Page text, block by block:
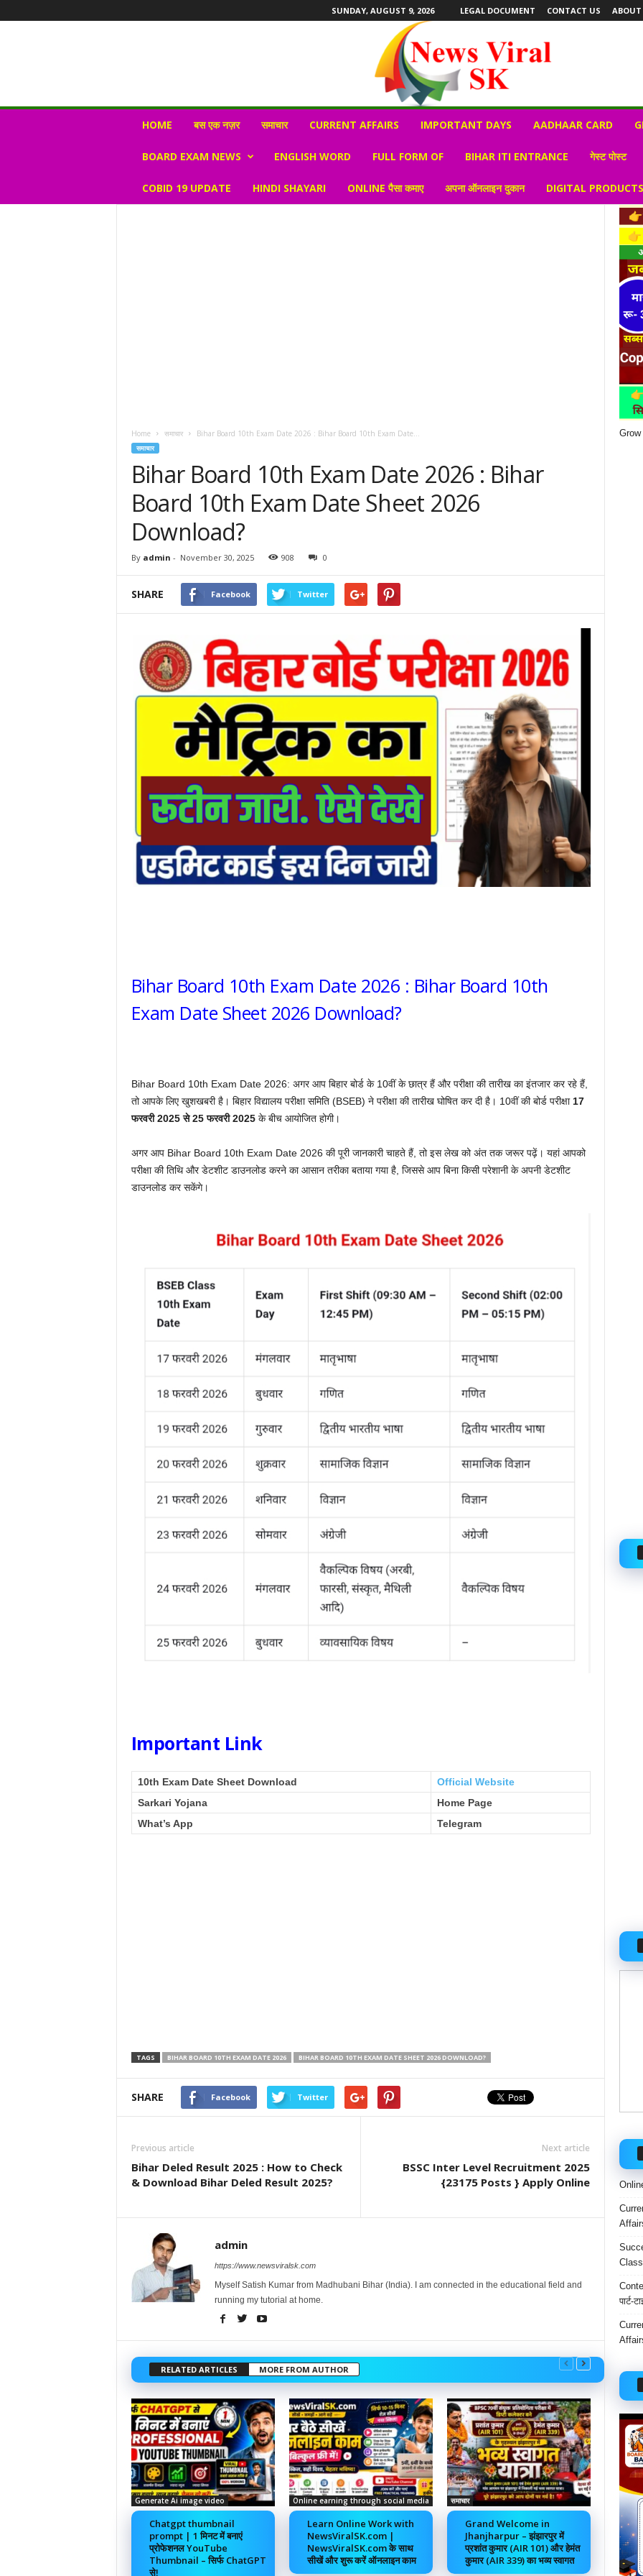
SUNDAY, AUGUST 9, 2026 LEGAL DOCUMENT CONTACT US ABOUT
r
HOME बस एक नज़र समाचार CURRENT AFFAIRS IMPORTANT DAYS AADHAAR CARD
BOARD EXAM NEWS ENGLISH WORD FULL FORM OF BIHAR ITI ENTRANCE गेस्ट पोस्ट
COBID 19 UPDATE HINDI SHAYARI ONLINE पैसा कमाए अपना ऑनलाइन दुकान DIGITAL
Home समाचार Bihar Board 10th Exam Date 2026 : Bihar Board 10th Exam Date...
समाचार
Bihar Board 10th Exam Date 2026 : Bihar
Board 10th Exam Date Sheet 2026
Download?
By admin - November 30, 2025 908 0
SHARE Facebook Twitter
Bihar Board 10th Exam Date 2026 : Bihar Board 10th
Exam Date Sheet 2026 Download?
Bihar Board 10th Exam Date 2026: अगर आप बिहार बोर्ड के 10वीं के छात्र हैं और परीक्षा की तारीख का इंतजार कर रहे हैं,
तो आपके लिए खुशखबरी है। बिहार विद्यालय परीक्षा समिति (BSEB) ने परीक्षा की तारीख घोषित कर दी है। 10वीं की बोर्ड परीक्षा 17
फरवरी 2025 से 25 फरवरी 2025के बीच आयोजित होगी।
अगर आप Bihar Board 10th Exam Date 2026 की पूरी जानकारी चाहते हैं, तो इस लेख को अंत तक जरूर पढ़ें। यहां आपको
परीक्षा की तिथि और डेटशीट डाउनलोड करने का आसान तरीका बताया गया है, जिससे आप बिना किसी परेशानी के अपनी डेटशीट
डाउनलोड कर सकेंगे।
Important Link
10th Exam Date Sheet Download
Official Website
Sarkari Yojana
Home Page
What’s App
Telegram
TAGS BIHAR BOARD 10TH EXAM DATE 2026 BIHAR BOARD 10TH EXAM DATE SHEET 2026 DOWNLOAD?
SHARE Facebook Twitter
Previous article
Bihar Deled Result 2025 : How to Check
& Download Bihar Deled Result 2025?
Next article
BSSC Inter Level Recruitment 2025
{23175 Posts } Apply Online
admin
https://www.newsviralsk.com
Myself Satish Kumar from Madhubani Bihar (India). I am connected in the educational field and
running my tutorial at home.
RELATED ARTICLES MORE FROM AUTHOR
Generate Ai image video
Chatgpt thumbnail
prompt | 1 मिनट में बनाएं
प्रोफेशनल YouTube
Thumbnail – सिर्फ ChatGPT
से!
Online earning through social media
Learn Online Work with
NewsViralSK.com |
NewsViralSK.com के साथ
सीखें और शुरू करें ऑनलाइन काम
समाचार
Grand Welcome in
Jhanjharpur – झंझारपुर में
प्रशांत कुमार (AIR 101) और हेमंत
कुमार (AIR 339) का भव्य स्वागत